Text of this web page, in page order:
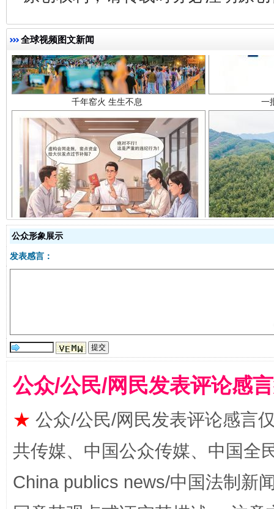
全球视频图文新闻
揭开“小金库”的免责幌子
全民健身五年计划来了！等你上场
公众形象展示
发表感言：
公众/公民/网民发表评论感
★ 公众/公民/网民发表评论感言
共传媒、中国公众传媒、中国全
China publics news/中国法制新